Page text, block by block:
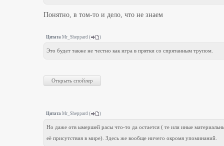
Понятно, в том-то и дело, что не знаем
Цитата Mr_Sheppard ( )
Это будет также не честно как игра в прятки со спрятанным трупом.
Цитата Mr_Sheppard ( )
Но даже отв ымершей расы что-то да остается ( те или иные
её присутствия в мире). Здесь же вообще ничего окромя упоминаний.